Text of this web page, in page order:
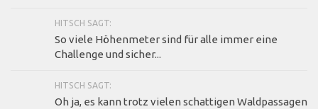
HITSCH SAGT:
So viele Höhenmeter sind für alle immer eine
Challenge und sicher...
HITSCH SAGT:
Oh ja, es kann trotz vielen schattigen Waldpassagen